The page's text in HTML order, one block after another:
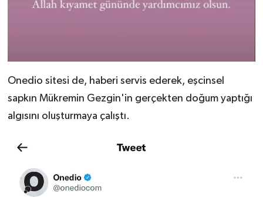
Onedio sitesi de, haberi servis ederek, eşcinsel
sapkın Mükremin Gezgin'in gerçekten doğum yaptığı
algısını oluşturmaya çalıştı.